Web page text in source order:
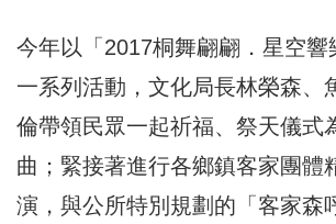
今年以「2017桐舞翩翩．星空響
一系列活動，文化局長林榮森、
倫帶領民眾一起祈福、祭天儀式
曲；緊接著進行各鄉鎮客家團體
演，與公所特別規劃的「客家森